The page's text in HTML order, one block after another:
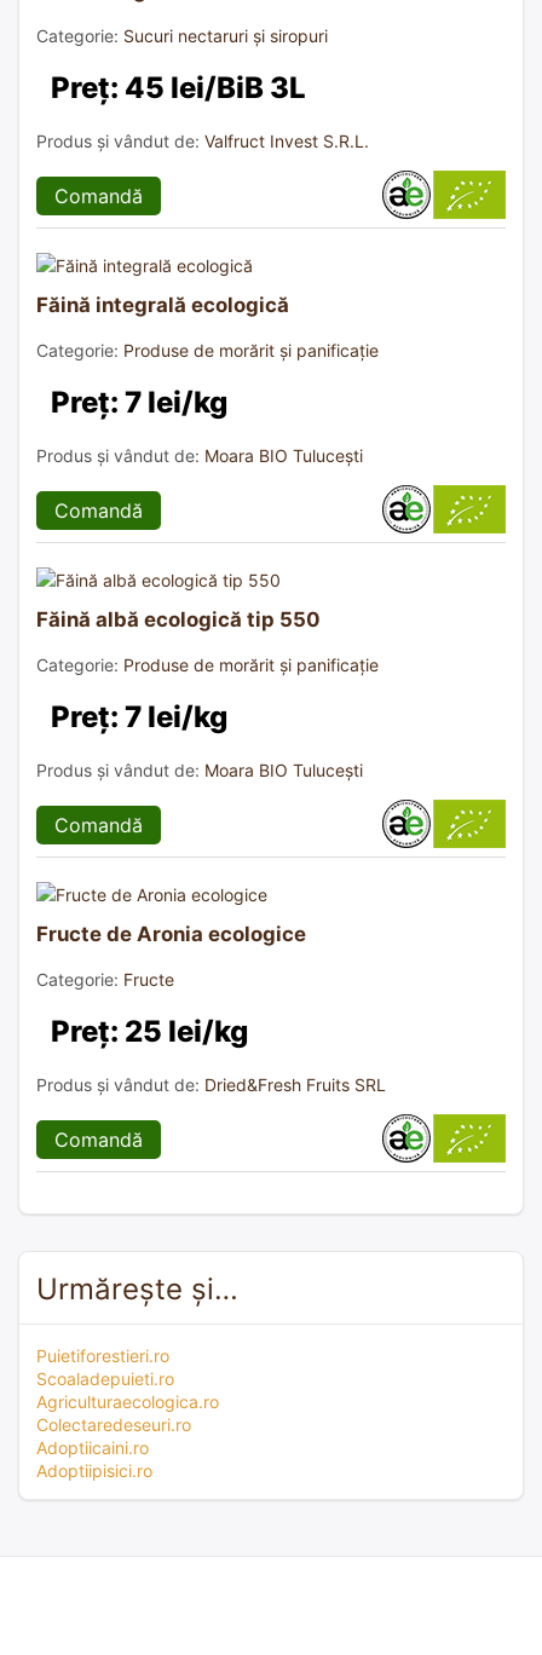
Categorie: Sucuri nectaruri și siropuri
Preț: 45 lei/BiB 3L
Produs și vândut de: Valfruct Invest S.R.L.
Comandă
Făină integrală ecologică
Categorie: Produse de morărit și panificație
Preț: 7 lei/kg
Produs și vândut de: Moara BIO Tulucești
Comandă
Făină albă ecologică tip 550
Categorie: Produse de morărit și panificație
Preț: 7 lei/kg
Produs și vândut de: Moara BIO Tulucești
Comandă
Fructe de Aronia ecologice
Categorie: Fructe
Preț: 25 lei/kg
Produs și vândut de: Dried&Fresh Fruits SRL
Comandă
Urmărește și…
Puietiforestieri.ro
Scoaladepuieti.ro
Agriculturaecologica.ro
Colectaredeseuri.ro
Adoptiicaini.ro
Adoptiipisici.ro